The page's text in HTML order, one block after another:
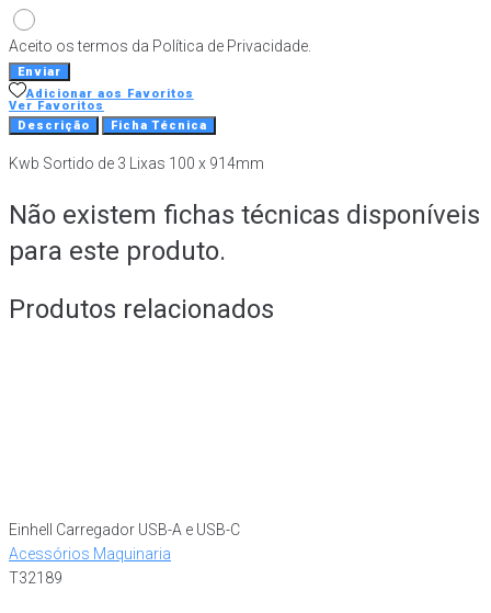
Aceito os termos da Política de Privacidade.
Enviar
Adicionar aos Favoritos
Ver Favoritos
Descrição
Ficha Técnica
Kwb Sortido de 3 Lixas 100 x 914mm
Não existem fichas técnicas disponíveis
para este produto.
Produtos relacionados
Einhell Carregador USB-A e USB-C
Acessórios Maquinaria
T32189